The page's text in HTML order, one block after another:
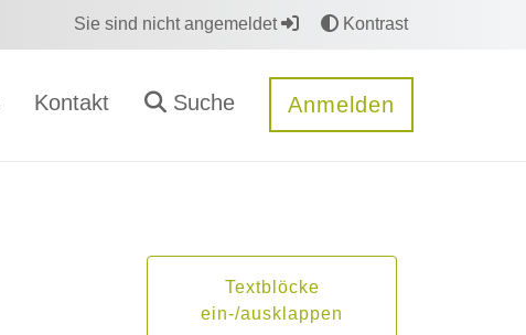
Sie sind nicht angemeldet Kontrast
Kontakt Suche Anmelden
Textblöcke
ein-/ausklappen